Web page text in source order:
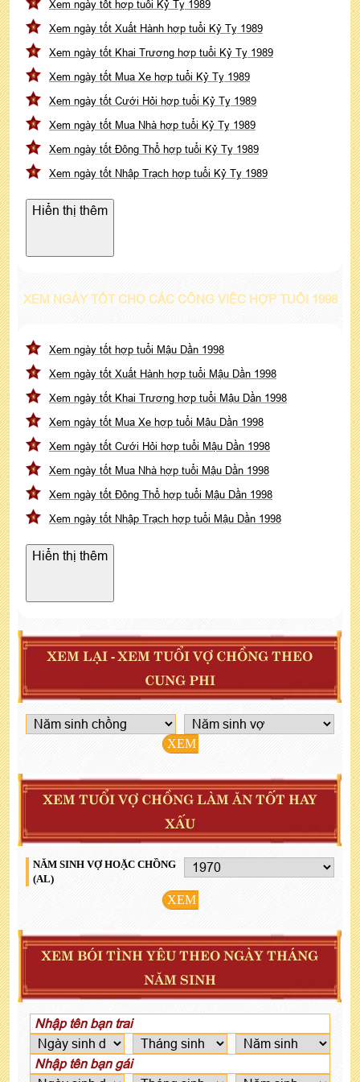
Xem ngày tốt hợp tuổi Kỷ Tỵ 1989
Xem ngày tốt Xuất Hành hợp tuổi Kỷ Tỵ 1989
Xem ngày tốt Khai Trương hợp tuổi Kỷ Tỵ 1989
Xem ngày tốt Mua Xe hợp tuổi Kỷ Tỵ 1989
Xem ngày tốt Cưới Hỏi hợp tuổi Kỷ Tỵ 1989
Xem ngày tốt Mua Nhà hợp tuổi Kỷ Tỵ 1989
Xem ngày tốt Động Thổ hợp tuổi Kỷ Tỵ 1989
Xem ngày tốt Nhập Trạch hợp tuổi Kỷ Tỵ 1989
Hiển thị thêm
XEM NGÀY TỐT CHO CÁC CÔNG VIỆC HỢP TUỔI 1998
Xem ngày tốt hợp tuổi Mậu Dần 1998
Xem ngày tốt Xuất Hành hợp tuổi Mậu Dần 1998
Xem ngày tốt Khai Trương hợp tuổi Mậu Dần 1998
Xem ngày tốt Mua Xe hợp tuổi Mậu Dần 1998
Xem ngày tốt Cưới Hỏi hợp tuổi Mậu Dần 1998
Xem ngày tốt Mua Nhà hợp tuổi Mậu Dần 1998
Xem ngày tốt Động Thổ hợp tuổi Mậu Dần 1998
Xem ngày tốt Nhập Trạch hợp tuổi Mậu Dần 1998
Hiển thị thêm
XEM LẠI - XEM TUỔI VỢ CHỒNG THEO
CUNG PHI
XEM
XEM TUỔI VỢ CHỒNG LÀM ĂN TỐT HAY
XẤU
NĂM SINH VỢ HOẶC CHỒNG
(AL)
XEM
XEM BÓI TÌNH YÊU THEO NGÀY THÁNG
NĂM SINH